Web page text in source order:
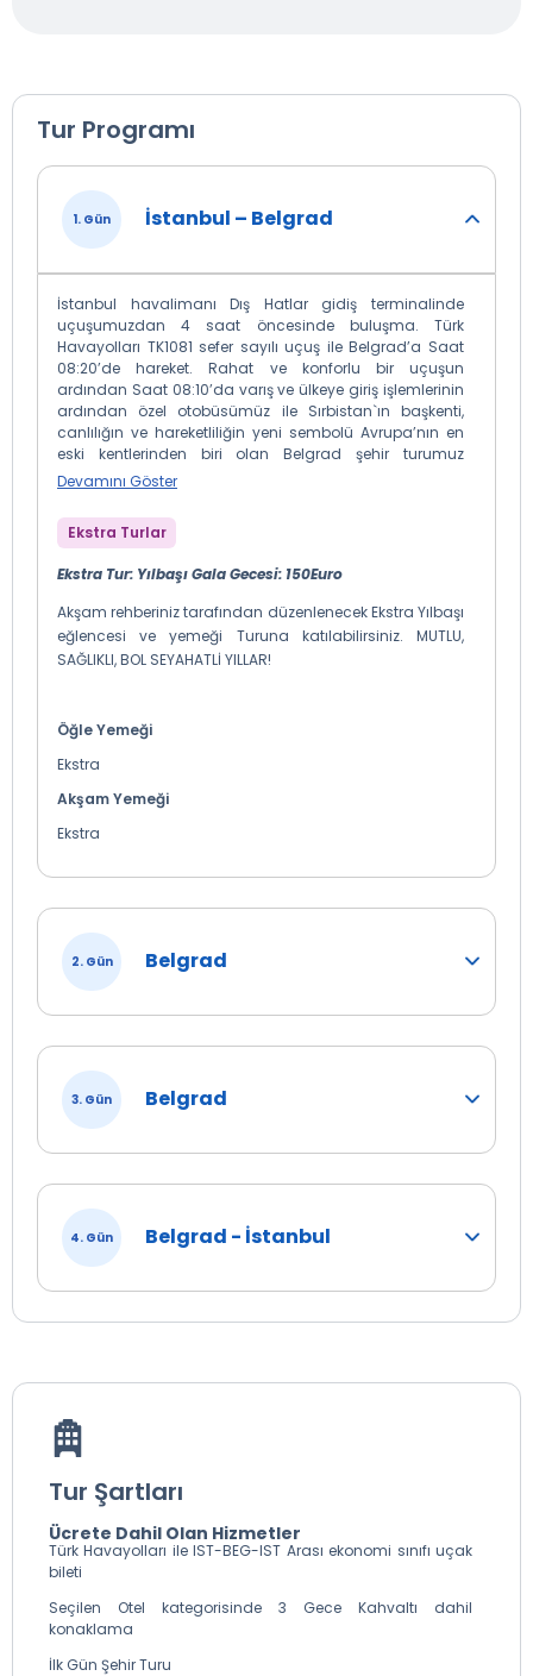
Tur Programı
1. Gün İstanbul – Belgrad
İstanbul havalimanı Dış Hatlar gidiş terminalinde
uçuşumuzdan 4 saat öncesinde buluşma. Türk
Havayolları TK1081 sefer sayılı uçuş ile Belgrad’a Saat
08:20’de hareket. Rahat ve konforlu bir uçuşun
ardından Saat 08:10’da varış ve ülkeye giriş işlemlerinin
ardından özel otobüsümüz ile Sırbistan`ın başkenti,
canlılığın ve hareketliliğin yeni sembolü Avrupa’nın en
eski kentlerinden biri olan Belgrad şehir turumuz
başlıyor. Türk döneminin muhteşem oyma tavanları ile
katıldığı noktada Fatih Sultan Mehmed'in uğruna
yaralandığı ama fethinin Kanuni sultan Süleyman'a
merkezlerinden Belgrad Kalesi, Kale Meydanı, Taş
Meydan, Askeri Müze, Şehit Ali Paşa'nın türbesi, Bayraklı
Camii görülecek yerler arasındadır. Tur sonrası
Geceleme Belgrad’da otelimizde. Dileyen
misafirlerimiz ekstra olarak düzenlenecek olan
Devamını Göster
Ekstra Turlar
Ekstra Tur: Yılbaşı Gala Gecesi: 150Euro
Akşam rehberiniz tarafından düzenlenecek Ekstra Yılbaşı
eğlencesi ve yemeği Turuna katılabilirsiniz. MUTLU,
SAĞLIKLI, BOL SEYAHATLİ YILLAR!
Öğle Yemeği
Ekstra
Akşam Yemeği
Ekstra
2. Gün Belgrad
3. Gün Belgrad
4. Gün Belgrad - İstanbul
Tur Şartları
Ücrete Dahil Olan Hizmetler
Türk Havayolları ile IST-BEG-IST Arası ekonomi sınıfı uçak
bileti
Seçilen Otel kategorisinde 3 Gece Kahvaltı dahil
konaklama
İlk Gün Şehir Turu